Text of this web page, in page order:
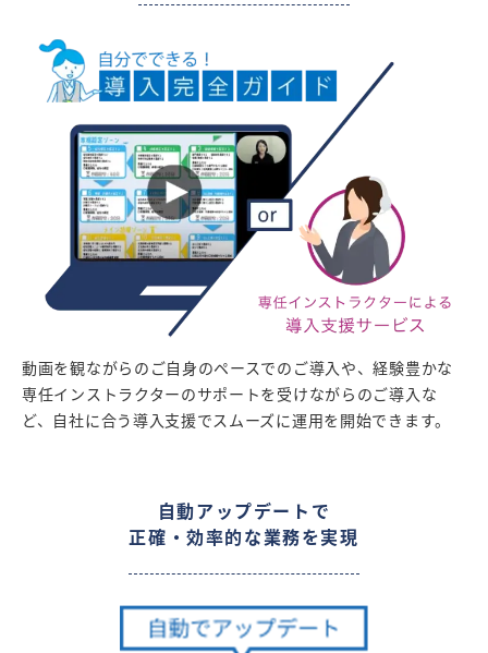
動画を観ながらのご自身のペースでのご導入や、経験豊かな
専任インストラクターのサポートを受けながらのご導入な
ど、自社に合う導入支援でスムーズに運用を開始できます。
自動アップデートで
正確・効率的な業務を実現